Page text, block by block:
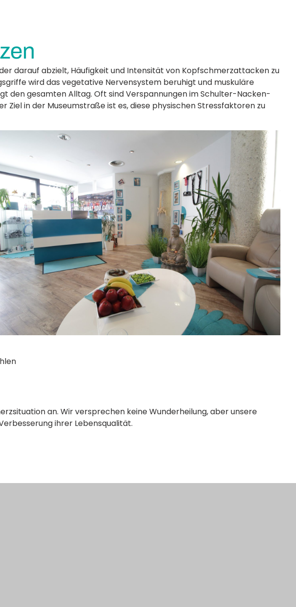
darauf abzielt, Häufigkeit und Intensität von Kopfschmerzattacken zu
wird das vegetative Nervensystem beruhigt und muskuläre
den gesamten Alltag. Oft sind Verspannungen im Schulter-Nacken-
in der Museumstraße ist es, diese physischen Stressfaktoren zu
an. Wir versprechen keine Wunderheilung, aber unsere
ihrer Lebensqualität.